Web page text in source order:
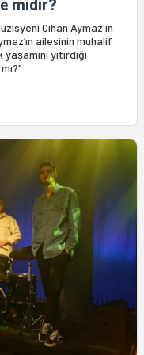
midir?
Cihan Aymaz'ın
ailesinin muhalif
yaşamını yitirdiği